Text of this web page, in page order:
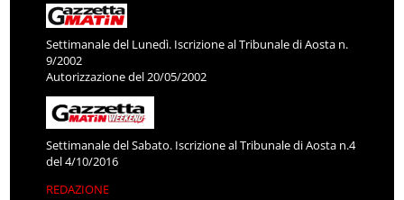
Settimanale del Lunedì. Iscrizione al Tribunale di Aosta n.
9/2002
Autorizzazione del 20/05/2002
Settimanale del Sabato. Iscrizione al Tribunale di Aosta n.4
del 4/10/2016
REDAZIONE